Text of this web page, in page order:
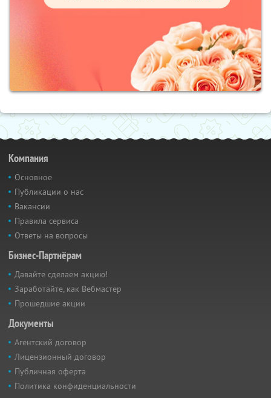
Компания
Основное
Публикации о нас
Вакансии
Правила сервиса
Ответы на вопросы
Бизнес-Партнёрам
Давайте сделаем акцию!
Заработайте, как Вебмастер
Прошедшие акции
Документы
Агентский договор
Лицензионный договор
Публичная оферта
Политика конфиденциальности